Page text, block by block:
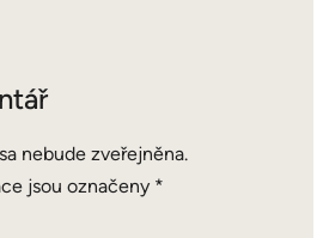
nebude zveřejněna.
jsou označeny *